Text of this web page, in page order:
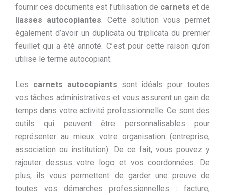
fournir ces documents est l’utilisation de carnets et de
liasses autocopiantes . Cette solution vous permet
également d’avoir un duplicata ou triplicata du premier
feuillet qui a été annoté. C’est pour cette raison qu’on
utilise le terme autocopiant.
Les carnets autocopiants sont idéals pour toutes
vos tâches administratives et vous assurent un gain de
temps dans votre activité professionnelle. Ce sont des
outils qui peuvent être personnalisables pour
représenter au mieux votre organisation (entreprise,
association ou institution). De ce fait, vous pouvez y
rajouter dessus votre logo et vos coordonnées. De
plus, ils vous permettent de garder une preuve de
toutes vos démarches professionnelles : facture,